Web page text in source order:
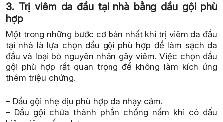
3. Trị viêm da đầu tại nhà bằng dầu gội phù
hợp
Một trong những bước cơ bản nhất khi trị viêm da đầu
tại nhà là lựa chọn dầu gội phù hợp để làm sạch da
đầu và loại bỏ nguyên nhân gây viêm. Việc chọn dầu
gội phù hợp rất quan trọng để không làm kích ứng
thêm triệu chứng.
– Dầu gội nhẹ dịu phù hợp da nhạy cảm.
– Dầu gội chứa thành phần chống nấm khi có dấu